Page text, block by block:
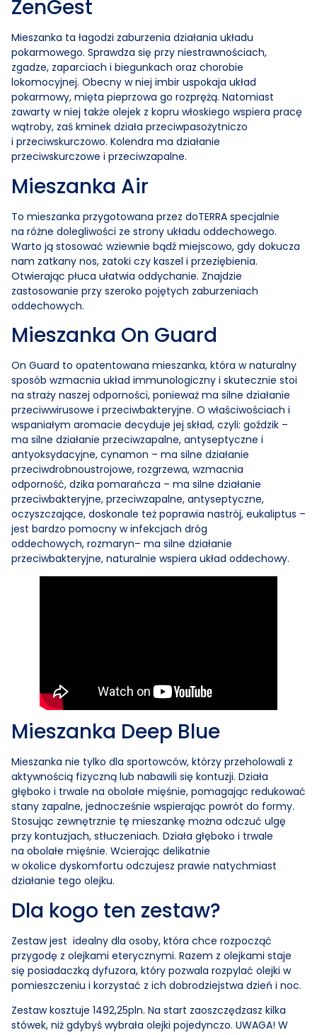
ZenGest
Mieszanka ta łagodzi zaburzenia działania układu
pokarmowego. Sprawdza się przy niestrawnościach,
zgadze, zaparciach i biegunkach oraz chorobie
lokomocyjnej. Obecny w niej imbir uspokaja układ
pokarmowy, mięta pieprzowa go rozprężą. Natomiast
zawarty w niej także olejek z kopru włoskiego wspiera pracę
wątroby, zaś kminek działa przeciwpasożytniczo
i przeciwskurczowo. Kolendra ma działanie
przeciwskurczowe i przeciwzapalne.
Mieszanka Air
To mieszanka przygotowana przez doTERRA specjalnie
na różne dolegliwości ze strony układu oddechowego.
Warto ją stosować wziewnie bądź miejscowo, gdy dokucza
nam zatkany nos, zatoki czy kaszel i przeziębienia.
Otwierając płuca ułatwia oddychanie. Znajdzie
zastosowanie przy szeroko pojętych zaburzeniach
oddechowych.
Mieszanka On Guard
On Guard to opatentowana mieszanka, która w naturalny
sposób wzmacnia układ immunologiczny i skutecznie stoi
na straży naszej odporności, ponieważ ma silne działanie
przeciwwirusowe i przeciwbakteryjne. O właściwościach i
wspaniałym aromacie decyduje jej skład, czyli: goździk –
ma silne działanie przeciwzapalne, antyseptyczne i
antyoksydacyjne, cynamon – ma silne działanie
przeciwdrobnoustrojowe, rozgrzewa, wzmacnia
odporność, dzika pomarańcza – ma silne działanie
przeciwbakteryjne, przeciwzapalne, antyseptyczne,
oczyszczające, doskonale też poprawia nastrój, eukaliptus –
jest bardzo pomocny w infekcjach dróg
oddechowych, rozmaryn– ma silne działanie
przeciwbakteryjne, naturalnie wspiera układ oddechowy.
Mieszanka Deep Blue
Mieszanka nie tylko dla sportowców, którzy przeholowali z
aktywnością fizyczną lub nabawili się kontuzji. Działa
głęboko i trwale na obolałe mięśnie, pomagając redukować
stany zapalne, jednocześnie wspierając powrót do formy.
Stosując zewnętrznie tę mieszankę można odczuć ulgę
przy kontuzjach, stłuczeniach. Działa głęboko i trwale
na obolałe mięśnie. Wcierając delikatnie
w okolice dyskomfortu odczujesz prawie natychmiast
działanie tego olejku.
Dla kogo ten zestaw?
Zestaw jest idealny dla osoby, która chce rozpocząć
przygodę z olejkami eterycznymi. Razem z olejkami staje
się posiadaczką dyfuzora, który pozwala rozpylać olejki w
pomieszczeniu i korzystać z ich dobrodziejstwa dzień i noc.
Zestaw kosztuje 1492,25pln. Na start zaoszczędzasz kilka
stówek, niż gdybyś wybrała olejki pojedynczo. UWAGA! W